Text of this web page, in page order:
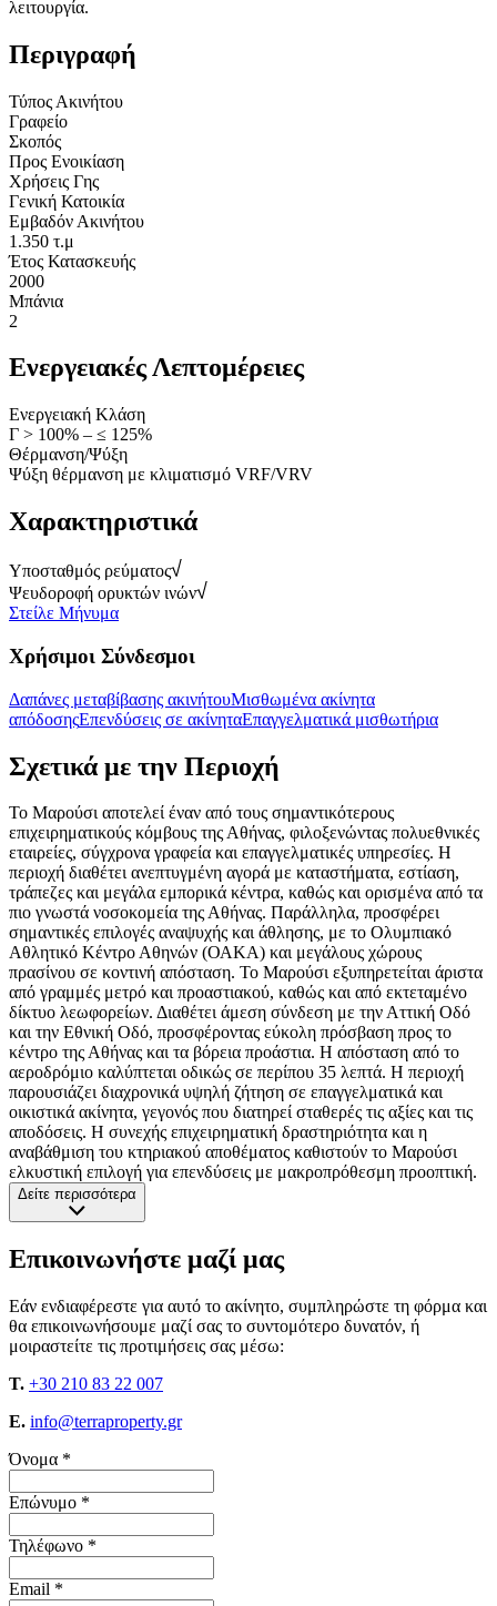
λειτουργία.
Περιγραφή
Τύπος Ακινήτου
Γραφείο
Σκοπός
Προς Ενοικίαση
Χρήσεις Γης
Γενική Κατοικία
Εμβαδόν Ακινήτου
1.350 τ.μ
Έτος Κατασκευής
2000
Μπάνια
2
Ενεργειακές Λεπτομέρειες
Ενεργειακή Κλάση
Γ > 100% – ≤ 125%
Θέρμανση/Ψύξη
Ψύξη θέρμανση με κλιματισμό VRF/VRV
Χαρακτηριστικά
Υποσταθμός ρεύματος
Ψευδοροφή ορυκτών ινών
Στείλε Μήνυμα
Χρήσιμοι Σύνδεσμοι
Δαπάνες μεταβίβασης ακινήτουΜισθωμένα ακίνητα
απόδοσηςΕπενδύσεις σε ακίνηταΕπαγγελματικά μισθωτήρια
Σχετικά με την Περιοχή
Το Μαρούσι αποτελεί έναν από τους σημαντικότερους
επιχειρηματικούς κόμβους της Αθήνας, φιλοξενώντας πολυεθνικές
εταιρείες, σύγχρονα γραφεία και επαγγελματικές υπηρεσίες. Η
περιοχή διαθέτει ανεπτυγμένη αγορά με καταστήματα, εστίαση,
τράπεζες και μεγάλα εμπορικά κέντρα, καθώς και ορισμένα από τα
πιο γνωστά νοσοκομεία της Αθήνας. Παράλληλα, προσφέρει
σημαντικές επιλογές αναψυχής και άθλησης, με το Ολυμπιακό
Αθλητικό Κέντρο Αθηνών (ΟΑΚΑ) και μεγάλους χώρους
πρασίνου σε κοντινή απόσταση. Το Μαρούσι εξυπηρετείται άριστα
από γραμμές μετρό και προαστιακού, καθώς και από εκτεταμένο
δίκτυο λεωφορείων. Διαθέτει άμεση σύνδεση με την Αττική Οδό
και την Εθνική Οδό, προσφέροντας εύκολη πρόσβαση προς το
κέντρο της Αθήνας και τα βόρεια προάστια. Η απόσταση από το
αεροδρόμιο καλύπτεται οδικώς σε περίπου 35 λεπτά. Η περιοχή
παρουσιάζει διαχρονικά υψηλή ζήτηση σε επαγγελματικά και
οικιστικά ακίνητα, γεγονός που διατηρεί σταθερές τις αξίες και τις
αποδόσεις. Η συνεχής επιχειρηματική δραστηριότητα και η
αναβάθμιση του κτηριακού αποθέματος καθιστούν το Μαρούσι
ελκυστική επιλογή για επενδύσεις με μακροπρόθεσμη προοπτική.
Δείτε περισσότερα
Επικοινωνήστε μαζί μας
Εάν ενδιαφέρεστε για αυτό το ακίνητο, συμπληρώστε τη φόρμα και
θα επικοινωνήσουμε μαζί σας το συντομότερο δυνατόν, ή
μοιραστείτε τις προτιμήσεις σας μέσω:
T. +30 210 83 22 007
E. info@terraproperty.gr
Όνομα *
Επώνυμο *
Τηλέφωνο *
Email *